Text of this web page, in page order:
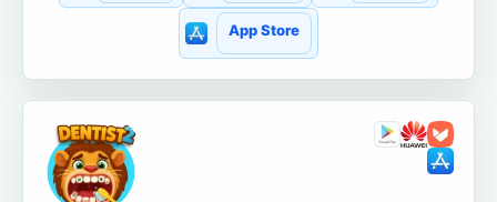
App Store